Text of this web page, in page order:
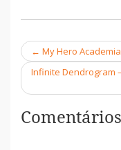
← My Hero
Infinite Dendrogram
Comentários